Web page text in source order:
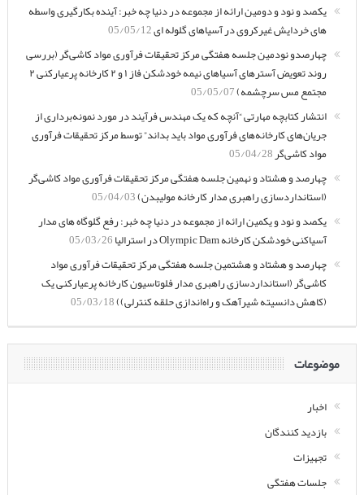
یکصد و نود و دومین ارائه از مجموعه در دنیا چه خبر: آینده بکارگیری واسطه
های خردایش غیرکروی در آسیاهای گلوله ای05/05/12
چهارصدو نودمین جلسه هفتگی مرکز تحقیقات فرآوری مواد کاشی‌گر (بررسی
روند تعویض آسترهای آسیاهای نیمه خودشکن فاز ۱ و ۲ کارخانه پرعیارکنی ۲
مجتمع مس سرچشمه)05/05/07
انتشار کتابچه مهارتی “آنچه که یک مهندس فرآیند در مورد نمونه‌برداری از
جریان‌های کارخانه‌های فرآوری مواد باید بداند” توسط مرکز تحقیقات فرآوری
مواد کاشی‌گر05/04/28
چهارصد و هشتاد و نهمین جلسه هفتگی مرکز تحقیقات فرآوری مواد کاشی‌گر
(استانداردسازی راهبری مدار کارخانه مولیبدن)05/04/03
یکصد و نود و یکمین ارائه از مجموعه در دنیا چه خبر: رفع گلوگاه های مدار
آسیاکنی خودشکن کارخانه Olympic Dam در استرالیا
05/03/26
چهارصد و هشتاد و هشتمین جلسه هفتگی مرکز تحقیقات فرآوری مواد
کاشی‌گر (استانداردسازی راهبری مدار فلوتاسیون کارخانه پرعیارکنی یک
(کاهش دانسیته شیرآهک و راه‌اندازی حلقه کنترلی))05/03/18
موضوعات
اخبار
بازدید کنندگان
تجهیزات
جلسات هفتگی